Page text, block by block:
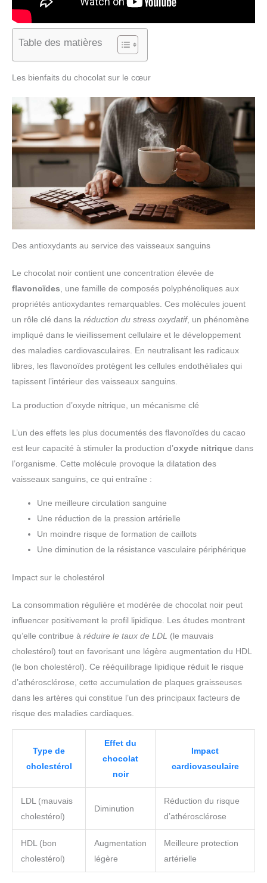
Table des matières
Les bienfaits du chocolat sur le cœur
Des antioxydants au service des vaisseaux sanguins
Le chocolat noir contient une concentration élevée de
flavonoïdes, une famille de composés polyphénoliques aux
propriétés antioxydantes remarquables. Ces molécules jouent
un rôle clé dans la réduction du stress oxydatif, un phénomène
impliqué dans le vieillissement cellulaire et le développement
des maladies cardiovasculaires. En neutralisant les radicaux
libres, les flavonoïdes protègent les cellules endothéliales qui
tapissent l’intérieur des vaisseaux sanguins.
La production d’oxyde nitrique, un mécanisme clé
L’un des effets les plus documentés des flavonoïdes du cacao
est leur capacité à stimuler la production d’oxyde nitrique dans
l’organisme. Cette molécule provoque la dilatation des
vaisseaux sanguins, ce qui entraîne :
Une meilleure circulation sanguine
Une réduction de la pression artérielle
Un moindre risque de formation de caillots
Une diminution de la résistance vasculaire périphérique
Impact sur le cholestérol
La consommation régulière et modérée de chocolat noir peut
influencer positivement le profil lipidique. Les études montrent
qu’elle contribue à réduire le taux de LDL (le mauvais
cholestérol) tout en favorisant une légère augmentation du HDL
(le bon cholestérol). Ce rééquilibrage lipidique réduit le risque
d’athérosclérose, cette accumulation de plaques graisseuses
dans les artères qui constitue l’un des principaux facteurs de
risque des maladies cardiaques.
Type de
cholestérol
Effet du
chocolat
noir
Impact
cardiovasculaire
LDL (mauvais
cholestérol)
Diminution
Réduction du risque
d’athérosclérose
HDL (bon
cholestérol)
Augmentation
légère
Meilleure protection
artérielle